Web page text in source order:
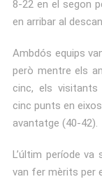
8-22 en el segon
en arribar al
Ambdós equips
però mentre els
cinc, els visitants
cinc punts en
avantatge (40-42).
L’últim període
van fer mèrits per